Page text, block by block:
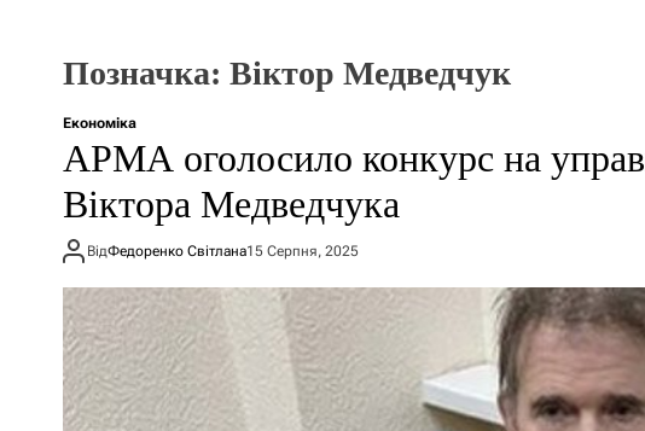
Позначка: Віктор Медведчук
Економіка
АРМА оголосило конкурс на
Віктора Медведчука
ВідФедоренко Світлана15 Серпня, 2025